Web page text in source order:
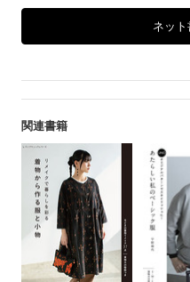
ネット
関連書籍